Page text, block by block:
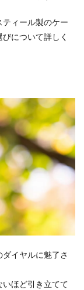
ィール製のケー
について詳しく
イヤルに魅了さ
ほど引き立てて